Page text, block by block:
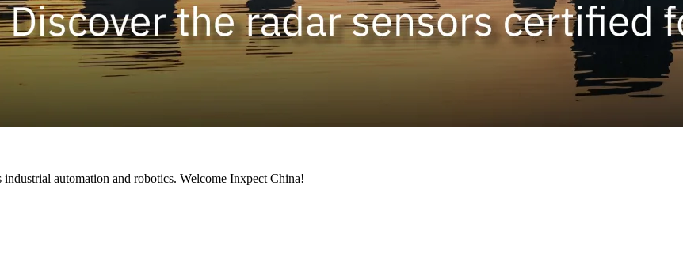
automation and robotics. Welcome Inxpect China!